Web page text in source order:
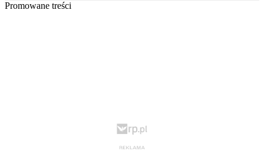
Promowane treści